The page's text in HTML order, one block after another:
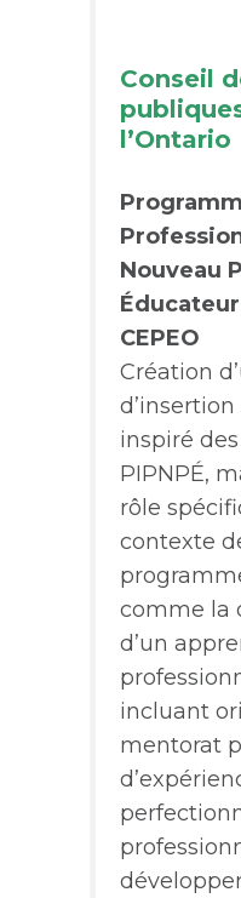
Conseil
l’Ontario
Nouveau
Éducateur
CEPEO
Création
inspiré
PIPNPÉ,
rôle
contexte
comme la
d’un
incluant
mentorat